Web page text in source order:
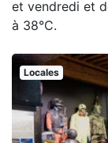
et vendredi et
à 38°C.
Locales